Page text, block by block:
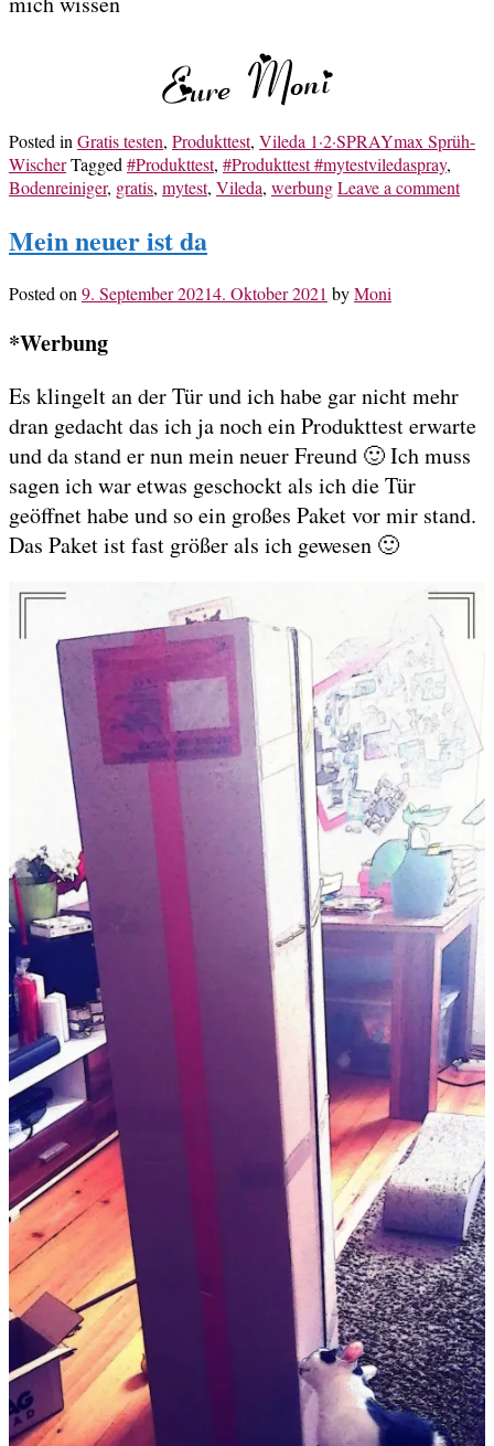
Posted in Gratis testen, Produkttest, Vileda 1·2·SPRAYmax Sprüh-
WischerTagged #Produkttest, #Produkttest #mytestviledaspray,
Bodenreiniger, gratis, mytest, Vileda, werbungLeave a comment
Mein neuer ist da
Posted on 9. September 20214. Oktober 2021 byMoni
*Werbung
Es klingelt an der Tür und ich habe gar nicht mehr
dran gedacht das ich ja noch ein Produkttest erwarte
und da stand er nun mein neuer Freund 🙂 Ich muss
sagen ich war etwas geschockt als ich die Tür
geöffnet habe und so ein großes Paket vor mir stand.
Das Paket ist fast größer als ich gewesen 🙂